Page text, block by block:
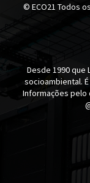
© ECO21 Todos
Desde 1990 que
socioambiental.
Informações pelo